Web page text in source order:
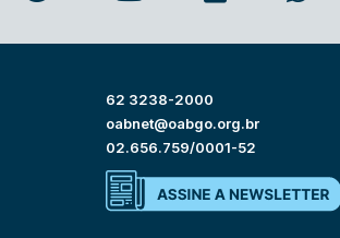
62 3238-2000
oabnet@oabgo.org.br
02.656.759/0001-52